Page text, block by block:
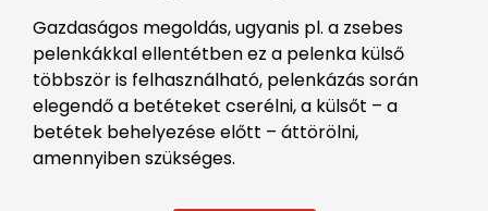
Gazdaságos megoldás, ugyanis pl. a zsebes
pelenkákkal ellentétben ez a pelenka külső
többször is felhasználható, pelenkázás során
elegendő a betéteket cserélni, a külsőt – a
betétek behelyezése előtt – áttörölni,
amennyiben szükséges.